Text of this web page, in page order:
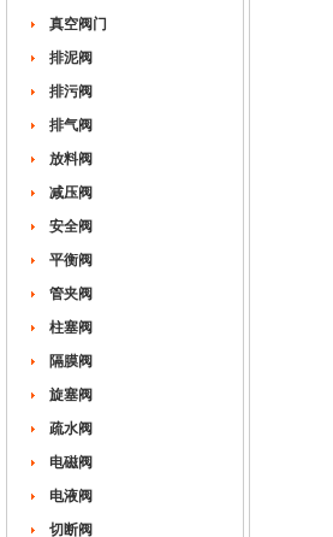
真空阀门
排泥阀
排污阀
排气阀
放料阀
减压阀
安全阀
平衡阀
管夹阀
柱塞阀
隔膜阀
旋塞阀
疏水阀
电磁阀
电液阀
切断阀